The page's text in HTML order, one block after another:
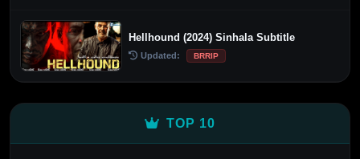
Hellhound (2024) Sinhala Subtitle
Updated: BRRIP
TOP 10